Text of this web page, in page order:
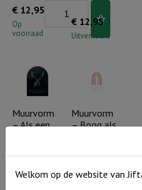
€ 12,95
Op
voorraad
Muurvorm
aantal
€ 12,95
Uitverkocht
Muurvorm
– Als een
Op
Muurvorm
-
Muurvorm
– Boog als
€12,95
Welkom op de website van